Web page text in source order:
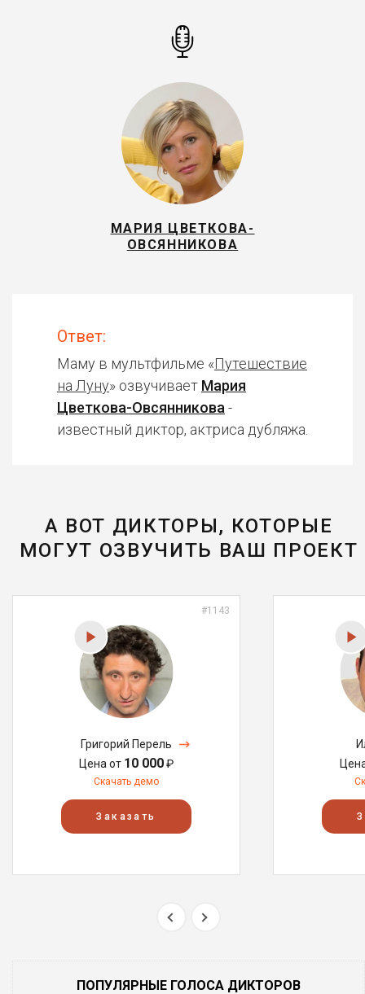
МАРИЯ ЦВЕТКОВА-
ОВСЯННИКОВА
Ответ:
Маму в мультфильме «Путешествие
на Луну» озвучивает Мария
Цветкова-Овсянникова -
известный диктор, актриса дубляжа.
А ВОТ ДИКТОРЫ, КОТОРЫЕ
МОГУТ ОЗВУЧИТЬ ВАШ ПРОЕКТ
#1143
Григорий Перель
Цена от 10 000₽
Скачать демо
Заказать
ПОПУЛЯРНЫЕ ГОЛОСА ДИКТОРОВ